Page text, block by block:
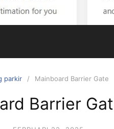
parkir Mainboard Barrier Gate
Barrier